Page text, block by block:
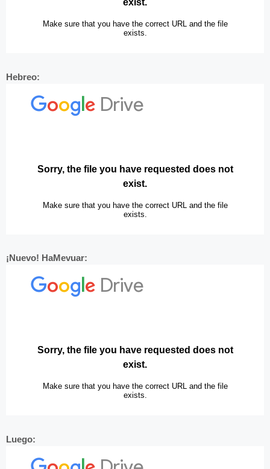
Hebreo:
¡Nuevo! HaMevuar:
Luego: